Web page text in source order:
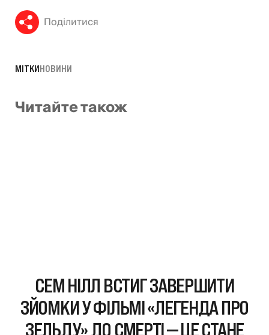
Поділитися
МІТКИНОВИНИ
Читайте також
СЕМ НІЛЛ ВСТИГ ЗАВЕРШИТИ
ЗЙОМКИ У ФІЛЬМІ «ЛЕГЕНДА ПРО
ЗЕЛЬДУ» ДО СМЕРТІ — ЦЕ СТАНЕ